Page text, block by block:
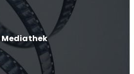
Mediathek